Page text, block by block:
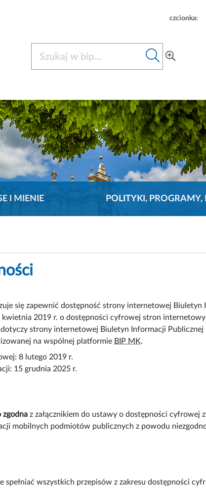
czcionka:
I MIENIE POLITYKI, PROGRAMY,
się zapewnić dostępność strony internetowej Biuletyn
kwietnia 2019 r. o dostępności cyfrowej stron
strony internetowej Biuletyn Informacji Publicznej
na wspólnej platformie BIP MK.
8 lutego 2019 r.
15 grudnia 2025 r.
zgodna z załącznikiem do ustawy o dostępności cyfrowej
mobilnych podmiotów publicznych z powodu
spełniać wszystkich przepisów z zakresu dostępności